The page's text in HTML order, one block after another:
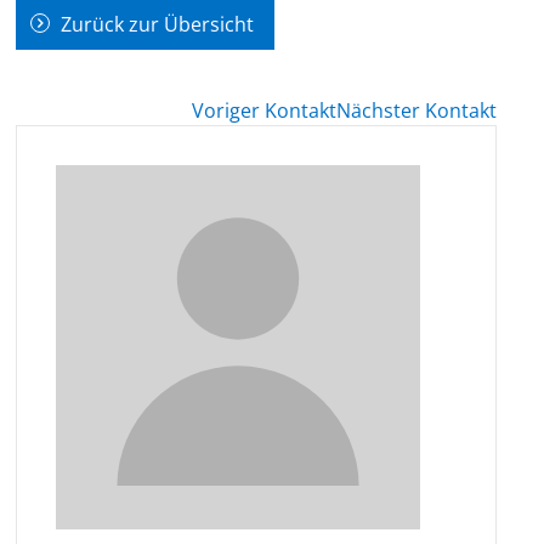
Zurück zur Übersicht
Voriger KontaktNächster Kontakt